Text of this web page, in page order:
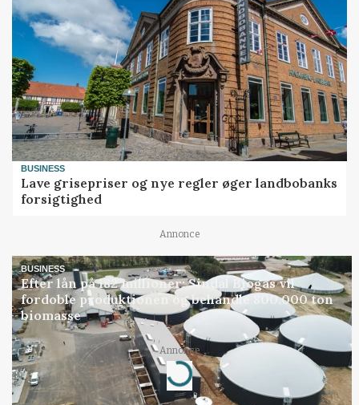
BUSINESS
Lave grisepriser og nye regler øger landbobanks
forsigtighed
Annonce
BUSINESS
Efter lån på 182 millioner: Sindal Biogas vil
fordoble produktionen og behandle 800.000 ton
biomasse
Annonce
Loading...